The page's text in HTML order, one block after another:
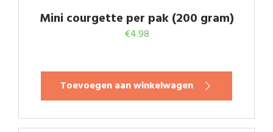
Mini courgette per pak (200 gram)
€4.98
Toevoegen aan winkelwagen